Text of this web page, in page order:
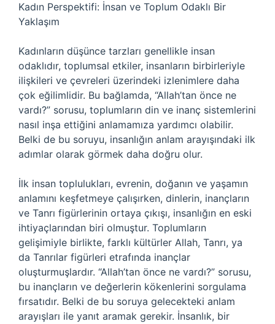
Kadın Perspektifi: İnsan ve Toplum Odaklı Bir
Yaklaşım
Kadınların düşünce tarzları genellikle insan
odaklıdır, toplumsal etkiler, insanların birbirleriyle
ilişkileri ve çevreleri üzerindeki izlenimlere daha
çok eğilimlidir. Bu bağlamda, “Allah’tan önce ne
vardı?” sorusu, toplumların din ve inanç sistemlerini
nasıl inşa ettiğini anlamamıza yardımcı olabilir.
Belki de bu soruyu, insanlığın anlam arayışındaki ilk
adımlar olarak görmek daha doğru olur.
İlk insan toplulukları, evrenin, doğanın ve yaşamın
anlamını keşfetmeye çalışırken, dinlerin, inançların
ve Tanrı figürlerinin ortaya çıkışı, insanlığın en eski
ihtiyaçlarından biri olmuştur. Toplumların
gelişimiyle birlikte, farklı kültürler Allah, Tanrı, ya
da Tanrılar figürleri etrafında inançlar
oluşturmuşlardır. “Allah’tan önce ne vardı?” sorusu,
bu inançların ve değerlerin kökenlerini sorgulama
fırsatıdır. Belki de bu soruya gelecekteki anlam
arayışları ile yanıt aramak gerekir. İnsanlık, bir